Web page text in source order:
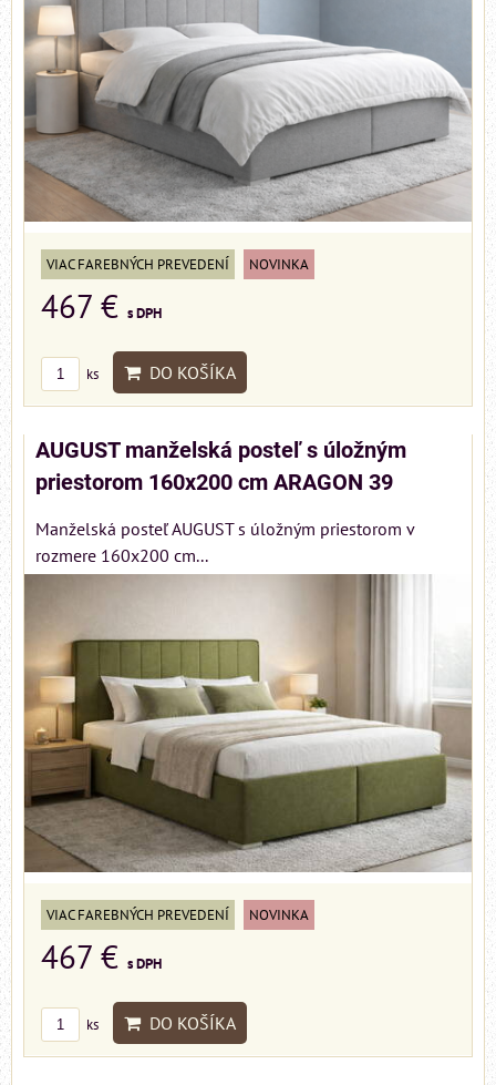
VIAC FAREBNÝCH PREVEDENÍ NOVINKA
467 € s DPH
ks DO KOŠÍKA
AUGUST manželská posteľ s úložným
priestorom 160x200 cm ARAGON 39
Manželská posteľ AUGUST s úložným priestorom v
rozmere 160x200 cm...
VIAC FAREBNÝCH PREVEDENÍ NOVINKA
467 € s DPH
ks DO KOŠÍKA